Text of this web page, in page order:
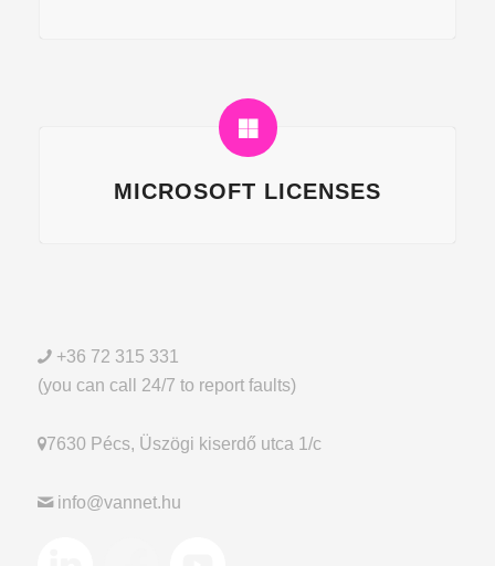
MICROSOFT LICENSES
+36 72 315 331
(you can call 24/7 to report faults)
7630 Pécs, Üszögi kiserdő utca 1/c
info@vannet.hu